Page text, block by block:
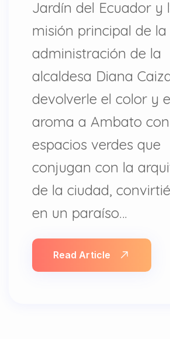
Jardín del Ecuador y
misión principal de la
administración de la
alcaldesa Diana
devolverle el color y
aroma a Ambato con
espacios verdes que
conjugan con la
de la ciudad,
en un paraíso…
Read Article